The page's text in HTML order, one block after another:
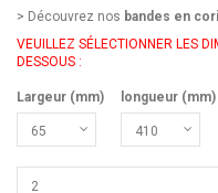
> Découvrez nos bandes en
VEUILLEZ SÉLECTIONNER LES
DESSOUS :
Largeur (mm) longueur (mm)